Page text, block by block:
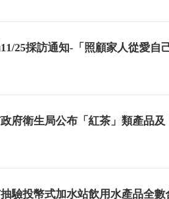
25採訪通知-「照顧家人從愛
府衛生局公布「紅茶」類產品
驗投幣式加水站飲用水產品全數